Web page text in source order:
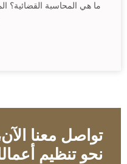
ما هي المحاسبة القضائية؟
تواصل معنا
نحو تنظيم